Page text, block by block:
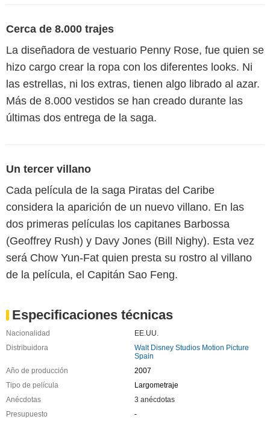
Cerca de 8.000 trajes
La diseñadora de vestuario Penny Rose, fue quien se
hizo cargo crear la ropa con los diferentes looks. Ni
las estrellas, ni los extras, tienen algo librado al azar.
Más de 8.000 vestidos se han creado durante las
últimas dos entrega de la saga.
Un tercer villano
Cada película de la saga Piratas del Caribe
considera la aparición de un nuevo villano. En las
dos primeras películas los capitanes Barbossa
(Geoffrey Rush) y Davy Jones (Bill Nighy). Esta vez
será Chow Yun-Fat quien presta su rostro al villano
de la película, el Capitán Sao Feng.
Especificaciones técnicas
Nacionalidad
EE.UU.
Distribuidora
Walt Disney Studios Motion Picture
Spain
Año de producción
2007
Tipo de película
Largometraje
Anécdotas
3 anécdotas
Presupuesto
-